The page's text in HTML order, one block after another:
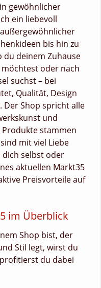
gewöhnlicher
ein liebevoll
bis hin zu
du deinem Zuhause
oder nach
suchst – bei
Qualität, Design
Der Shop spricht alle
und
stammen
mit viel Liebe
dich selbst oder
aktuellen Markt35
Preisvorteile auf
im Überblick
Shop bist, der
Stil legt, wirst du
du dabei